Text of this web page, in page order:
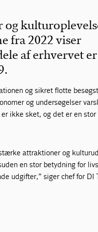
fra 2022 viser
af erhvervet er
og sikret flotte
og undersøgelser
ikke sket, og det er en
attraktioner og
en stor betydning for
udgifter,” siger chef for DI